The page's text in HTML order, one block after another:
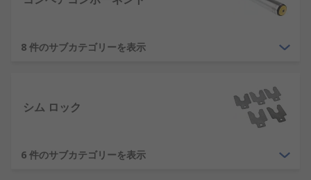
上げ製品がありますか?
ル、ドリルビット、ナイフなどの工具から層状に削
るために使用します。研磨剤と同様に、仕上げ等級
の違いにより、除去する量や仕上げの繊細さに対す
ロックほど、繊細な完成品となり鋭利な工具に仕上
8 件のサブカテゴリーを表示
シム ロック
6 件のサブカテゴリーを表示